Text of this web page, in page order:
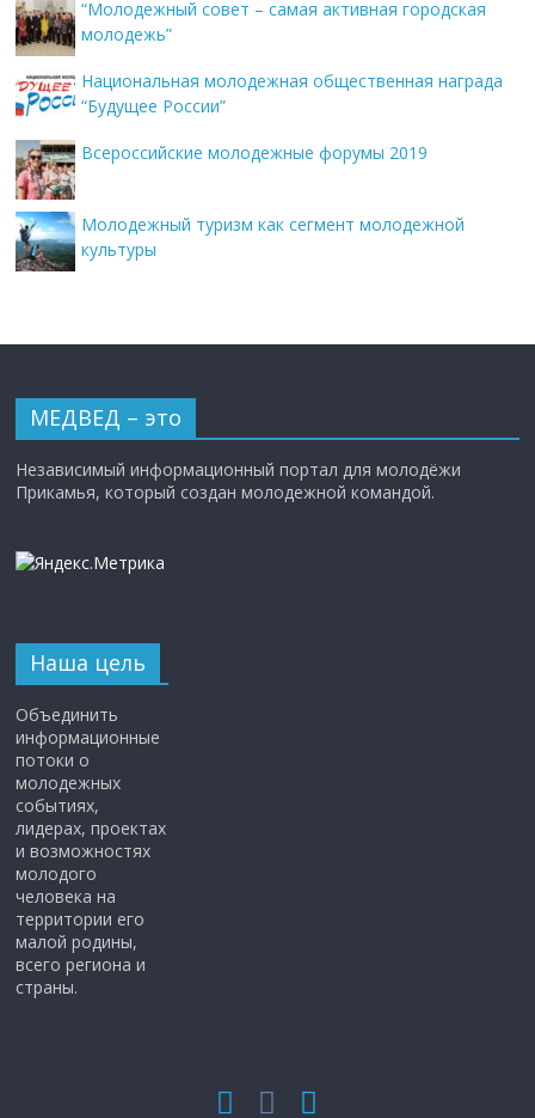
“Молодежный совет – самая активная городская
молодежь”
Национальная молодежная общественная награда
“Будущее России”
Всероссийские молодежные форумы 2019
Молодежный туризм как сегмент молодежной
культуры
МЕДВЕД – это
Независимый информационный портал для молодёжи
Прикамья, который создан молодежной командой.
Наша цель
Объединить
информационные
потоки о
молодежных
событиях,
лидерах, проектах
и возможностях
молодого
человека на
территории его
малой родины,
всего региона и
страны.